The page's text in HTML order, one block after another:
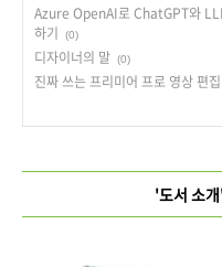
Azure OpenAI로 ChatGPT와
하기
(0)
디자이너의 말 (0)
진짜 쓰는 프리미어 프로 영상 편
'도서 소